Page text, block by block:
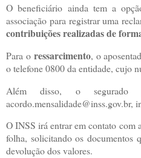
O beneficiário ainda tem a
associação para registrar uma
contribuições realizadas de
Para oressarcimento, o
o telefone 0800 da entidade, cujo
Além disso, o segurado
acordo.mensalidade@inss.gov.br,
O INSS irá entrar em contato com
folha, solicitando os documentos
devolução dos valores.